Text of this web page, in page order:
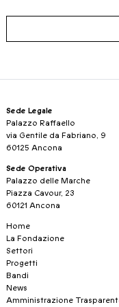
Sede Legale
Palazzo Raffaello
via Gentile da Fabriano, 9
60125 Ancona
Sede Operativa
Palazzo delle Marche
Piazza Cavour, 23
60121 Ancona
Home
La Fondazione
Settori
Progetti
Bandi
News
Amministrazione